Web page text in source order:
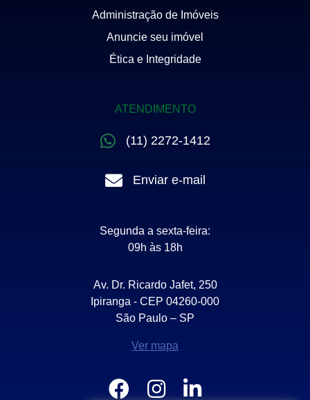
Administração de Imóveis
Anuncie seu imóvel
Ética e Integridade
ATENDIMENTO
(11) 2272-1412
Enviar e-mail
Segunda a sexta-feira:
09h às 18h
Av. Dr. Ricardo Jafet, 250
Ipiranga - CEP 04260-000
São Paulo – SP
Ver mapa